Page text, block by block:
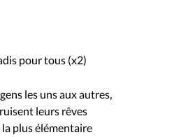
pour tous (x2)
les uns aux autres,
leurs rêves
plus élémentaire